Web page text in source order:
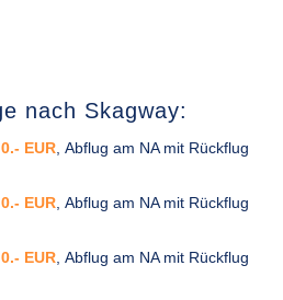
nach Skagway:
0.- EUR , Abflug am NA mit Rückflug
0.- EUR , Abflug am NA mit Rückflug
0.- EUR , Abflug am NA mit Rückflug